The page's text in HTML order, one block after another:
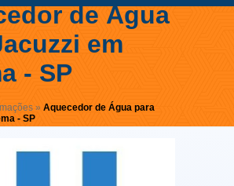
de Água
em
- SP
» Aquecedor de Água para
- SP